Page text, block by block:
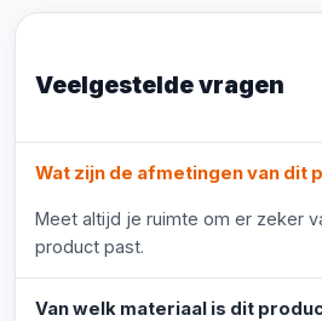
Veelgestelde vragen
Wat zijn de afmetingen van dit
Meet altijd je ruimte om er zeker
product past.
Van welk materiaal is dit